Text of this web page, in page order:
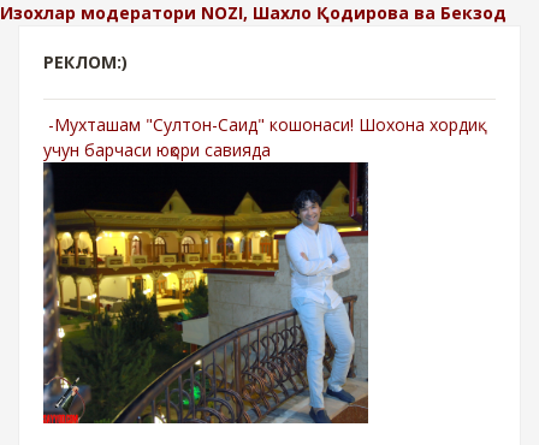
Изохлар модератори NOZI, Шахло Қодирова ва Бекзод
РЕКЛОМ:)
-Мухташам "Султон-Саид" кошонаси! Шохона хордиқ
учун барчаси юқори савияда